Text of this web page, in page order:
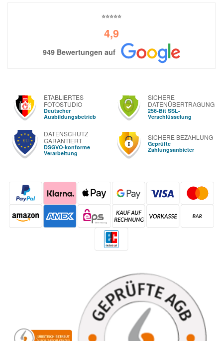
⭐⭐⭐⭐⭐
4,9
949 Bewertungen auf
ETABLIERTES
FOTOSTUDIO
Deutscher
Ausbildungsbetrieb
SICHERE
DATENÜBERTRAGUNG
256-Bit SSL-
Verschlüsselung
DATENSCHUTZ
GARANTIERT
DSGVO-konforme
Verarbeitung
SICHERE BEZAHLUNG
Geprüfte
Zahlungsanbieter